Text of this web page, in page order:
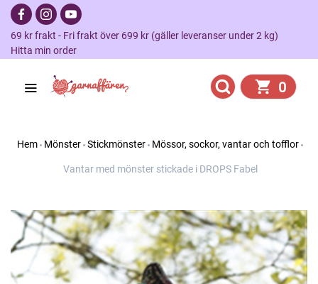
69 kr frakt - Fri frakt över 699 kr (gäller leveranser under 2 kg)
Hitta min order
0
Hem Mönster Stickmönster Mössor, sockor, vantar och tofflor
Vantar med mönster stickade i DROPS Fabel